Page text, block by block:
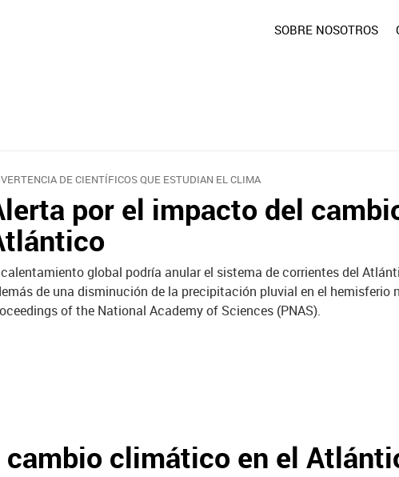
SOBRE NOSOTROS
DE CIENTÍFICOS QUE ESTUDIAN EL CLIMA
por el impacto del
global podría anular el sistema de corrientes del
de una disminución de la precipitación pluvial en el hemisferio
of the National Academy of Sciences (PNAS).
climático en el